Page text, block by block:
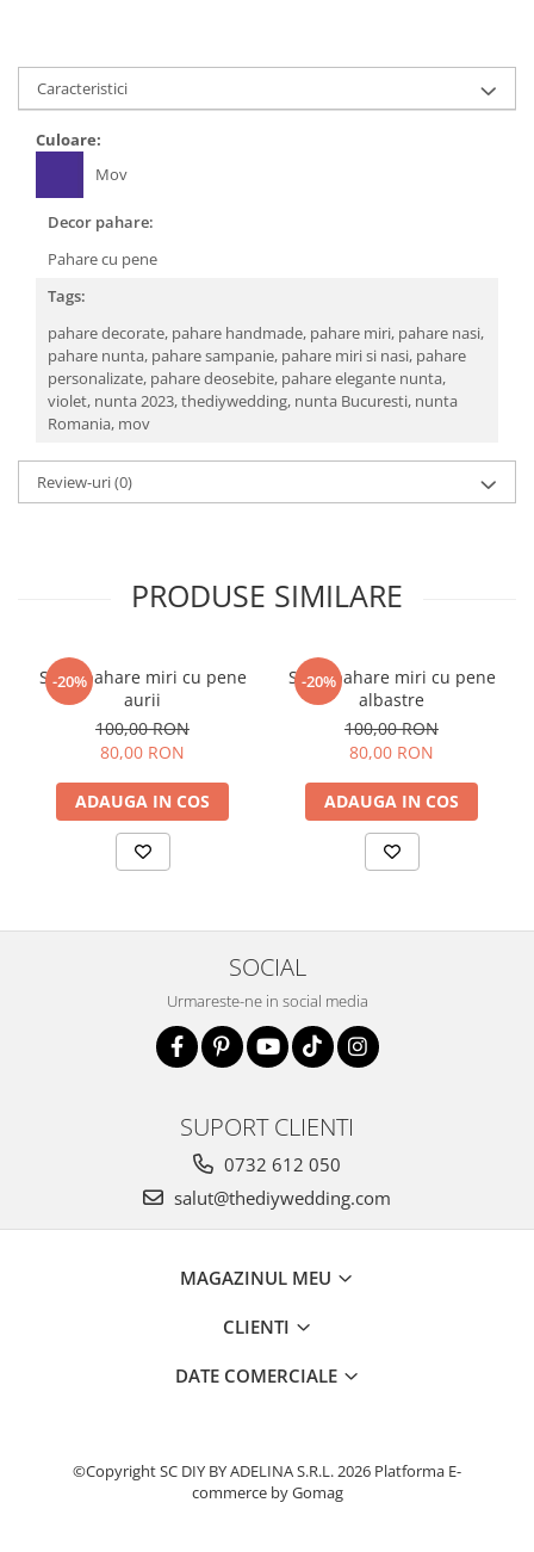
Caracteristici
Culoare:
Mov
Decor pahare:
Pahare cu pene
Tags:
pahare decorate, pahare handmade, pahare miri, pahare nasi,
pahare nunta, pahare sampanie, pahare miri si nasi, pahare
personalizate, pahare deosebite, pahare elegante nunta,
violet, nunta 2023,thediywedding, nunta Bucuresti, nunta
Romania, mov
Review-uri(0)
PRODUSE SIMILARE
-20%
Set 2 pahare miri cu pene
aurii
100,00 RON
80,00 RON
ADAUGA IN COS
-20%
Set 2 pahare miri cu pene
albastre
100,00 RON
80,00 RON
ADAUGA IN COS
SOCIAL
Urmareste-ne in social media
SUPORT CLIENTI
0732 612 050
salut@thediywedding.com
MAGAZINUL MEU
CLIENTI
DATE COMERCIALE
©Copyright SC DIY BY ADELINA S.R.L. 2026 Platforma E-
commerce by Gomag